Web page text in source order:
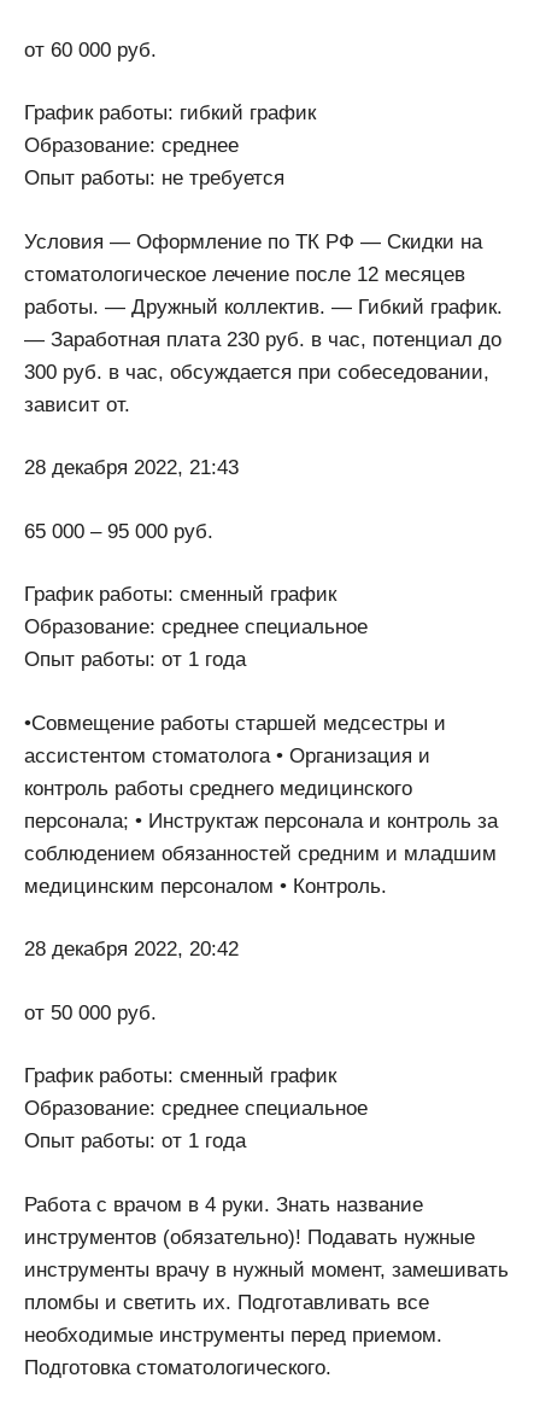
от 60 000 руб.
График работы: гибкий график
Образование: среднее
Опыт работы: не требуется
Условия — Оформление по ТК РФ — Скидки на
стоматологическое лечение после 12 месяцев
работы. — Дружный коллектив. — Гибкий график.
— Заработная плата 230 руб. в час, потенциал до
300 руб. в час, обсуждается при собеседовании,
зависит от.
28 декабря 2022, 21:43
65 000 – 95 000 руб.
График работы: сменный график
Образование: среднее специальное
Опыт работы: от 1 года
•Совмещение работы старшей медсестры и
ассистентом стоматолога • Организация и
контроль работы среднего медицинского
персонала; • Инструктаж персонала и контроль за
соблюдением обязанностей средним и младшим
медицинским персоналом • Контроль.
28 декабря 2022, 20:42
от 50 000 руб.
График работы: сменный график
Образование: среднее специальное
Опыт работы: от 1 года
Работа с врачом в 4 руки. Знать название
инструментов (обязательно)! Подавать нужные
инструменты врачу в нужный момент, замешивать
пломбы и светить их. Подготавливать все
необходимые инструменты перед приемом.
Подготовка стоматологического.